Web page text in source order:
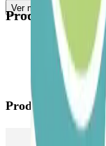
Ver mais
Produtos
Produtos Parclick